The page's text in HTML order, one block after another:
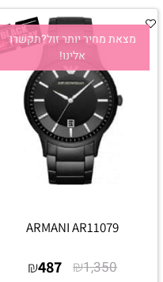
מצאת מחיר יותר זול?תקשרו
אלינו!
ARMANI AR11079
₪1,350
₪487